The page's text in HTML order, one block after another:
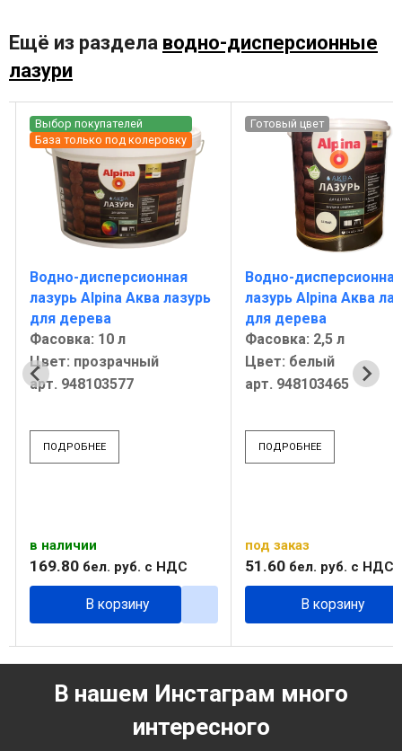
Ещё из раздела водно-дисперсионные
лазури
Готовый цвет
Водно-дисперсионная
лазурь Alpina Аква лазурь
для дерева
Фасовка: 2,5 л
Цвет: белый
арт. 948103465
ПОДРОБНЕЕ
под заказ
51.60бел. руб. с НДС
В корзину
Готовый цвет
Водно-
лазурь Alpina Аква
для дерева
Фасовка: 2,5 л
Цвет: орех
арт. 948103497
ПОДРОБНЕЕ
под заказ
51.60 бел. руб. с НДС
В корзину
В нашем Инстаграм много
интересного